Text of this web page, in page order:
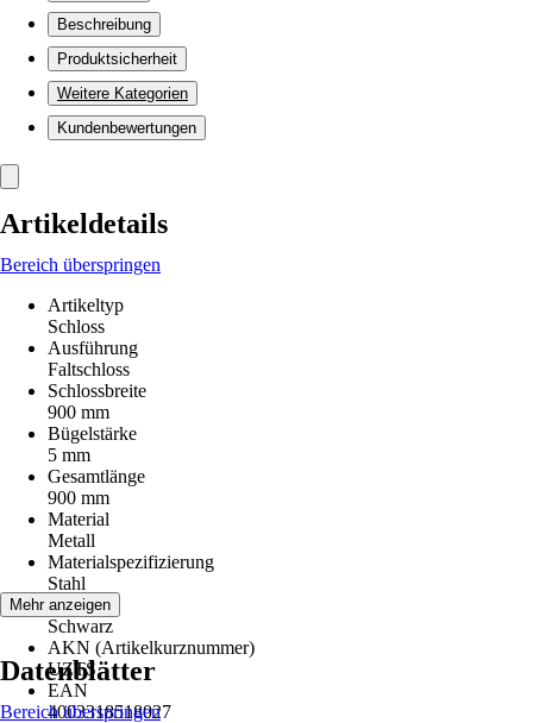
Beschreibung
Produktsicherheit
Weitere Kategorien
Kundenbewertungen
Artikeldetails
Bereich überspringen
Artikeltyp
Schloss
Ausführung
Faltschloss
Schlossbreite
900 mm
Bügelstärke
5 mm
Gesamtlänge
900 mm
Material
Metall
Materialspezifizierung
Stahl
Farbton
Schwarz
AKN (Artikelkurznummer)
UZTS
EAN
4003318518027
Mehr anzeigen
Datenblätter
Bereich überspringen